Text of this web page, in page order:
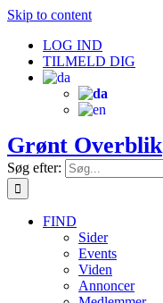
Skip to content
LOG IND
TILMELD DIG
Grønt Overblik
Søg efter:
FIND
Sider
Events
Viden
Annoncer